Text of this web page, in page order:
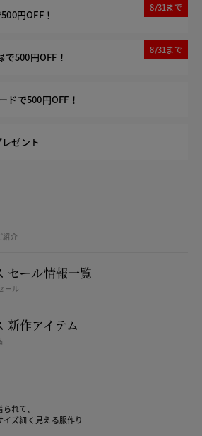
円OFF！
8/31まで
500円OFF！
8/31まで
ドで500円OFF！
ゼント
紹介
セール情報一覧
ール
新作アイテム
れて、
イズ細く見える服作り